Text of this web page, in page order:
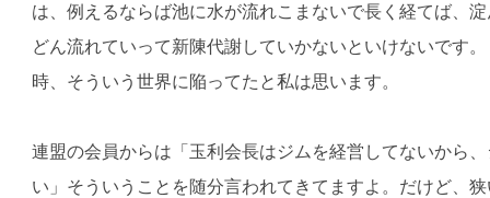
は、例えるならば池に水が流れこまないで長く経てば、
どん流れていって新陳代謝していかないといけないです
時、そういう世界に陥ってたと私は思います。
連盟の会員からは「玉利会長はジムを経営してないから
い」そういうことを随分言われてきてますよ。だけど、